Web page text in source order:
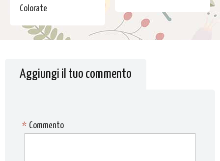
Colorate
Aggiungi il tuo commento
Commento
*